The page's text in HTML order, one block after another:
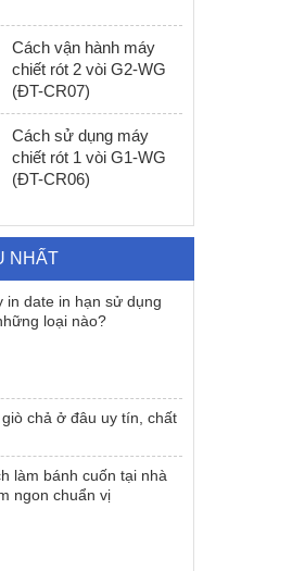
Cách vận hành máy
chiết rót 2 vòi G2-WG
(ĐT-CR07)
Cách sử dụng máy
chiết rót 1 vòi G1-WG
(ĐT-CR06)
NHẤT
in date in hạn sử dụng
loại nào?
chả ở đâu uy tín, chất
làm bánh cuốn tại nhà
ngon chuẩn vị